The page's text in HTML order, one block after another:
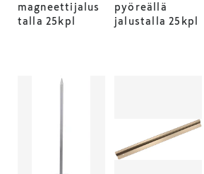
magneettijalus
talla 25kpl
pyöreällä
jalustalla 25kpl